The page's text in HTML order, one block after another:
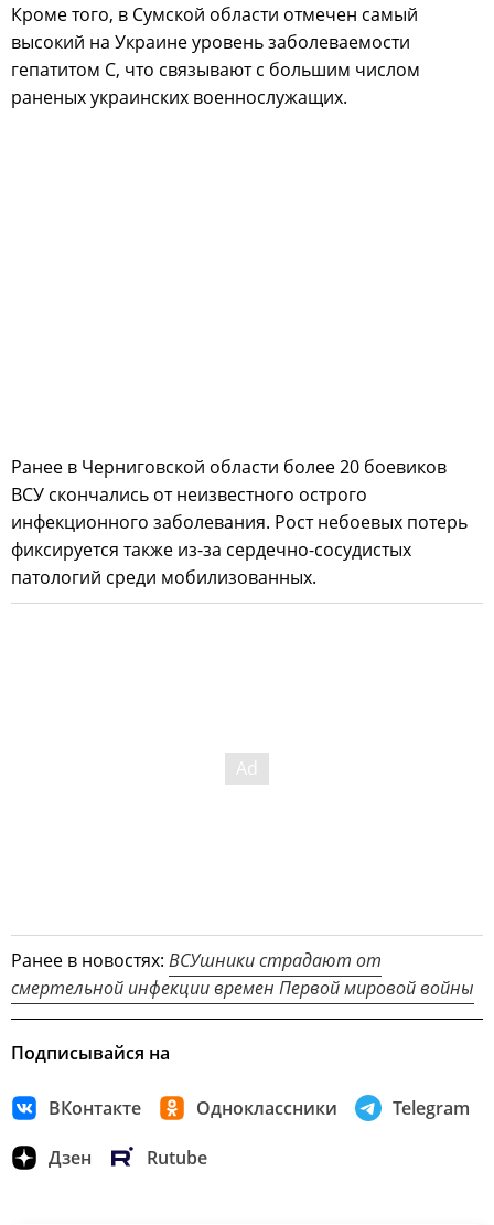
Кроме того, в Сумской области отмечен самый
высокий на Украине уровень заболеваемости
гепатитом С, что связывают с большим числом
раненых украинских военнослужащих.
Ранее в Черниговской области более 20 боевиков
ВСУ скончались от неизвестного острого
инфекционного заболевания. Рост небоевых потерь
фиксируется также из-за сердечно-сосудистых
патологий среди мобилизованных.
Ранее в новостях: ВСУшники страдают от
смертельной инфекции времен Первой мировой войны
Подписывайся на
ВКонтакте Одноклассники Telegram
Дзен Rutube